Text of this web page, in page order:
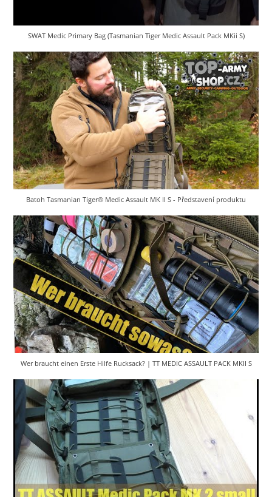
SWAT Medic Primary Bag (Tasmanian Tiger Medic Assault Pack MKii S)
Batoh Tasmanian Tiger® Medic Assault MK II S - Představení produktu
Wer braucht einen Erste Hilfe Rucksack? | TT MEDIC ASSAULT PACK MKII S